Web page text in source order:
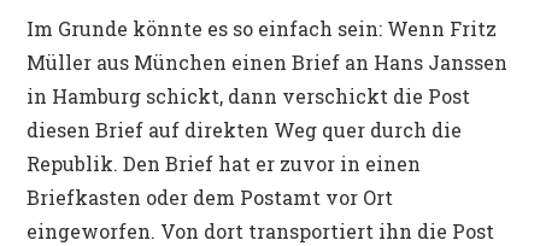
Im Grunde könnte es so einfach sein: Wenn Fritz
Müller aus München einen Brief an Hans Janssen
in Hamburg schickt, dann verschickt die Post
diesen Brief auf direkten Weg quer durch die
Republik. Den Brief hat er zuvor in einen
Briefkasten oder dem Postamt vor Ort
eingeworfen. Von dort transportiert ihn die Post